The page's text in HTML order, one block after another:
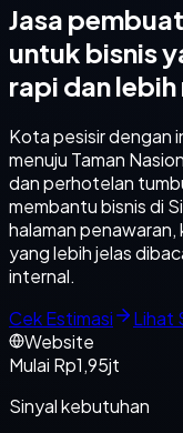
Jasa
untuk bisnis
rapi dan
Kota pesisir dengan
menuju Taman
dan perhotelan
membantu bisnis di
halaman
yang lebih jelas
internal.
Cek Estimasi
Lihat
Website
Mulai Rp1,95jt
Sinyal kebutuhan